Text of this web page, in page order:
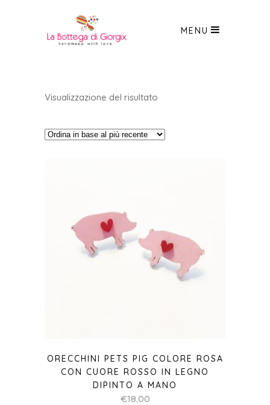
MENU
Visualizzazione del risultato
ORECCHINI PETS PIG COLORE ROSA
CON CUORE ROSSO IN LEGNO
DIPINTO A MANO
€18,00